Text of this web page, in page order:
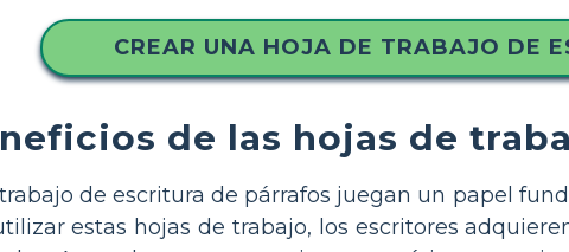
CREAR UNA HOJA DE TRABAJO DE
de las hojas de
de escritura de párrafos juegan un papel
estas hojas de trabajo, los escritores